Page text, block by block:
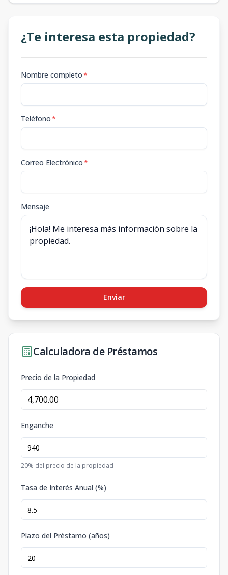
¿Te interesa esta propiedad?
Nombre completo*
Teléfono*
Correo Electrónico*
Mensaje
Enviar
Calculadora de Préstamos
Precio de la Propiedad
Enganche
20% del precio de la propiedad
Tasa de Interés Anual (%)
Plazo del Préstamo (años)